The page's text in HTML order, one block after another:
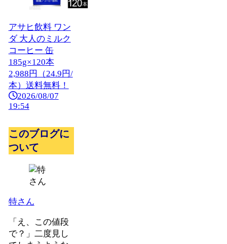
アサヒ飲料 ワン
ダ 大人のミルク
コーヒー 缶
185g×120本
2,988円（24.9円/
本）送料無料！
2026/08/07
19:54
このブログに
ついて
特さん
「え、この値段
で？」二度見し